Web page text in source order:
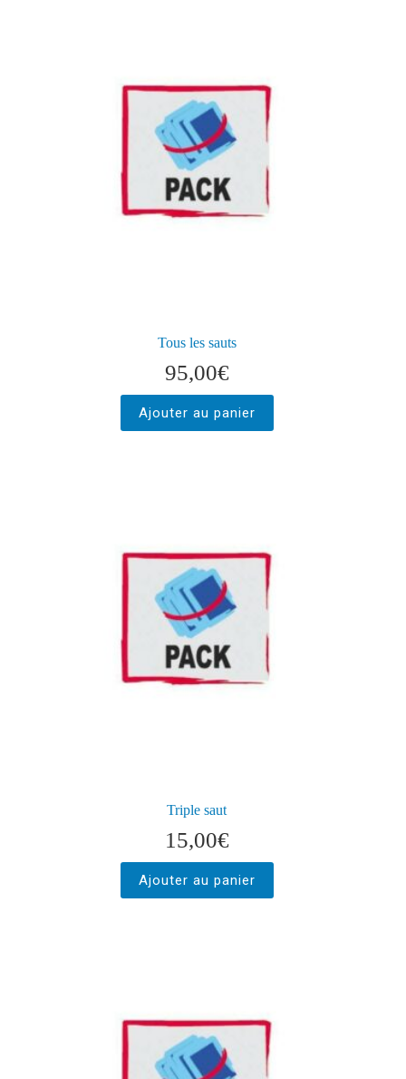
Tous les sauts
95,00€
Ajouter au panier
Triple saut
15,00€
Ajouter au panier